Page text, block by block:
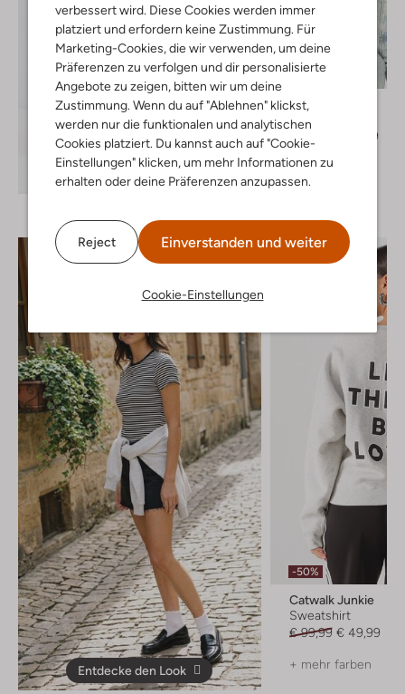
verbessert wird. Diese Cookies werden immer
platziert und erfordern keine Zustimmung. Für
Marketing-Cookies, die wir verwenden, um deine
Präferenzen zu verfolgen und dir personalisierte
Angebote zu zeigen, bitten wir um deine
Zustimmung. Wenn du auf "Ablehnen" klickst,
werden nur die funktionalen und analytischen
Cookies platziert. Du kannst auch auf "Cookie-
Einstellungen" klicken, um mehr Informationen zu
erhalten oder deine Präferenzen anzupassen.
Reject Einverstanden und weiter
Cookie-Einstellungen
Entdecke den Look
-30%
Tommy Jeans
T-shirt
€ 39,99
€ 27,99
+ mehr farben
Entdecke den Look
-50%
Catwalk Junkie
Sweatshirt
€ 99,99 € 49,99
+ mehr farben